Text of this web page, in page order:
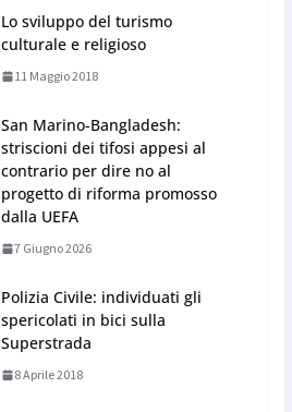
Lo sviluppo del turismo
culturale e religioso
11 Maggio 2018
San Marino-Bangladesh:
striscioni dei tifosi appesi al
contrario per dire no al
progetto di riforma promosso
dalla UEFA
7 Giugno 2026
Polizia Civile: individuati gli
spericolati in bici sulla
Superstrada
8 Aprile 2018